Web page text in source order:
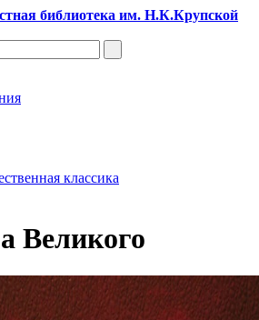
классика
Великого